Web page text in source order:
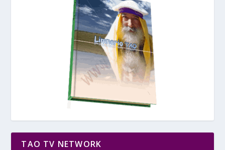
TAO TV NETWORK